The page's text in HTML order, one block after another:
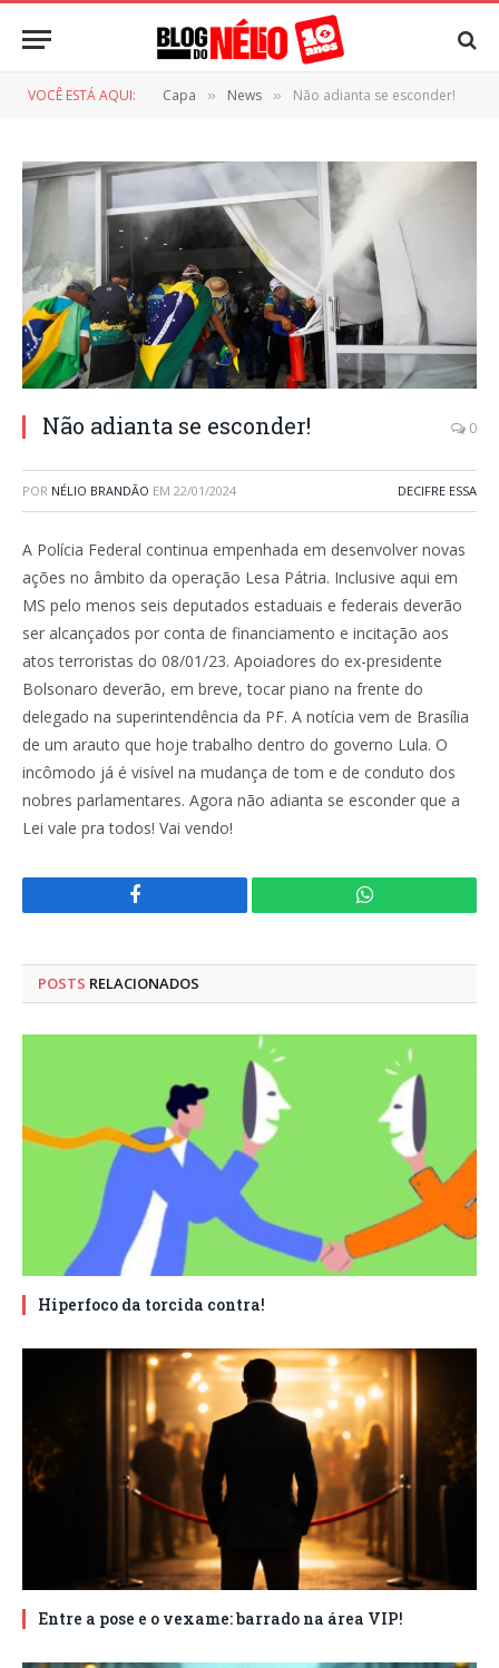
VOCÊ ESTÁ AQUI: Capa » News » Não adianta se esconder!
Não adianta se esconder! 0
POR NÉLIO BRANDÃO EM 22/01/2024 DECIFRE ESSA
A Polícia Federal continua empenhada em desenvolver novas
ações no âmbito da operação Lesa Pátria. Inclusive aqui em
MS pelo menos seis deputados estaduais e federais deverão
ser alcançados por conta de financiamento e incitação aos
atos terroristas do 08/01/23. Apoiadores do ex-presidente
Bolsonaro deverão, em breve, tocar piano na frente do
delegado na superintendência da PF. A notícia vem de Brasília
de um arauto que hoje trabalho dentro do governo Lula. O
incômodo já é visível na mudança de tom e de conduto dos
nobres parlamentares. Agora não adianta se esconder que a
Lei vale pra todos! Vai vendo!
Facebook WhatsApp
POSTS RELACIONADOS
Hiperfoco da torcida contra!
Entre a pose e o vexame: barrado na área VIP!